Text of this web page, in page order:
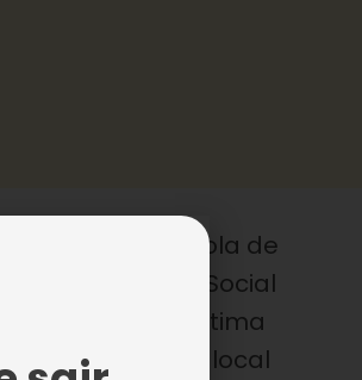
básica, escola de
de Assistência Social
a sua autoestima
garante que o local